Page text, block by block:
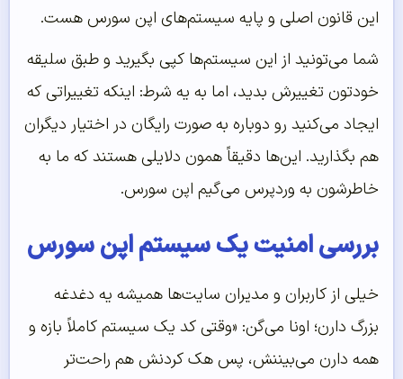
این قانون اصلی و پایه سیستم‌های اپن سورس هست.
شما می‌تونید از این سیستم‌ها کپی بگیرید و طبق سلیقه
خودتون تغییرش بدید، اما به یه شرط: اینکه تغییراتی که
ایجاد می‌کنید رو دوباره به صورت رایگان در اختیار دیگران
هم بگذارید. این‌ها دقیقاً همون دلایلی هستند که ما به
خاطرشون به وردپرس می‌گیم اپن سورس.
بررسی امنیت یک سیستم اپن سورس
خیلی از کاربران و مدیران سایت‌ها همیشه یه دغدغه
بزرگ دارن؛ اونا می‌گن: «وقتی کد یک سیستم کاملاً بازه و
همه دارن می‌بیننش، پس هک کردنش هم راحت‌تر